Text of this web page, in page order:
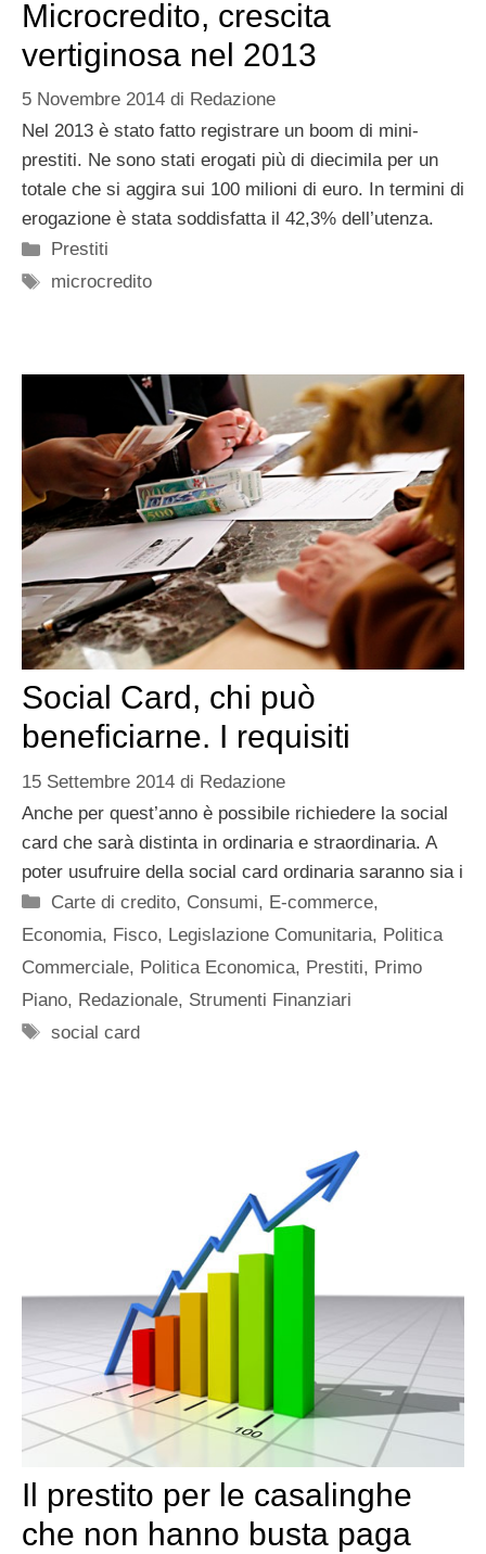
Microcredito, crescita
vertiginosa nel 2013
5 Novembre 2014 di Redazione
Nel 2013 è stato fatto registrare un boom di mini-
prestiti. Ne sono stati erogati più di diecimila per un
totale che si aggira sui 100 milioni di euro. In termini di
erogazione è stata soddisfatta il 42,3% dell’utenza.
Categorie
Prestiti
Tag
microcredito
Social Card, chi può
beneficiarne. I requisiti
15 Settembre 2014 di Redazione
Anche per quest’anno è possibile richiedere la social
card che sarà distinta in ordinaria e straordinaria. A
poter usufruire della social card ordinaria saranno sia i
Categorie
Carte di credito, Consumi, E-commerce,
Economia, Fisco, Legislazione Comunitaria, Politica
Commerciale, Politica Economica, Prestiti, Primo
Piano, Redazionale, Strumenti Finanziari
Tag
social card
Il prestito per le casalinghe
che non hanno busta paga